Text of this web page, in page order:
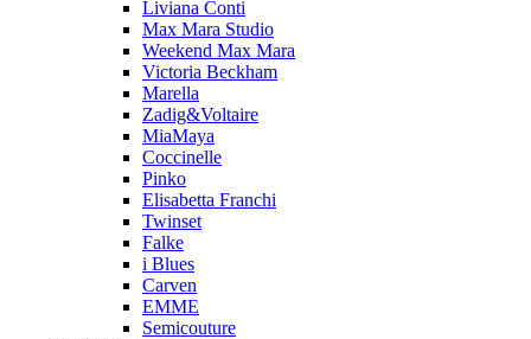
Liviana Conti
Max Mara Studio
Weekend Max Mara
Victoria Beckham
Marella
Zadig&Voltaire
MiaMaya
Coccinelle
Pinko
Elisabetta Franchi
Twinset
Falke
i Blues
Carven
EMME
Semicouture